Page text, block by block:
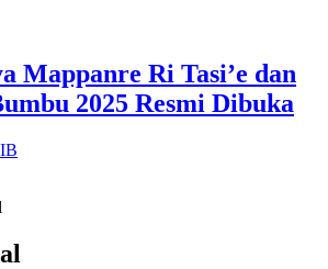
Mappanre Ri Tasi’e dan
2025 Resmi Dibuka